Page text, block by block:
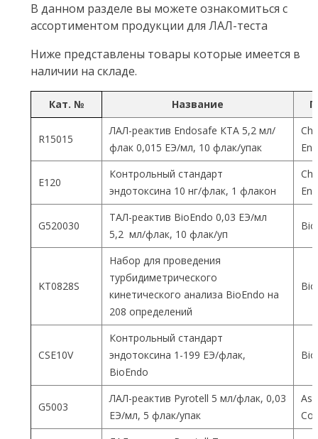
В данном разделе вы можете ознакомиться с
ассортиментом продукции для ЛАЛ-теста
Ниже представлены товары которые имеется в
наличии на складе.
Кат. № Название
R15015
ЛАЛ-реактив Endosafe КТА 5,2 мл/
флак 0,015 ЕЭ/мл, 10 флак/упак
Е120
Контрольный стандарт
эндотоксина 10 нг/флак, 1 флакон
G520030
ТАЛ-реактив BioEndo 0,03 ЕЭ/мл
5,2 мл/флак, 10 флак/уп
KT0828S
Набор для проведения
турбидиметрического
кинетического анализа BioEndo на
208 определений
CSE10V
Контрольный стандарт
эндотоксина 1-199 ЕЭ/флак,
BioEndo
G5003
ЛАЛ-реактив Pyrotell 5 мл/флак, 0,03
ЕЭ/мл, 5 флак/упак